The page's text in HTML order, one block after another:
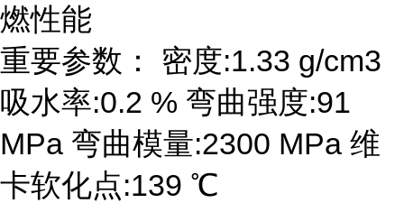
燃性能
重要参数： 密度:1.33 g/cm3
吸水率:0.2 % 弯曲强度:91
MPa 弯曲模量:2300 MPa 维
卡软化点:139 ℃